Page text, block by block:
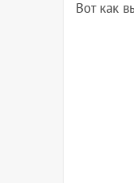
Вот как